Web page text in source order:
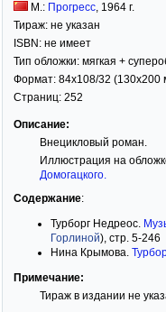
М.: Прогресс, 1964 г.
Тираж: не указан
ISBN: не имеет
Тип обложки: мягкая +
Формат: 84x108/32 (130x200
Страниц: 252
Описание:
Внецикловый роман.
Иллюстрация на
Домогацкого.
Содержание:
Турборг Недреос.
Горлиной), стр. 5-246
Нина Крымова.
Примечание:
Тираж в издании не